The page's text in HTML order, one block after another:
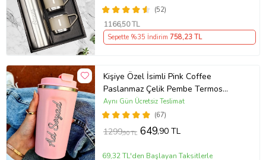
(52)
1166,50 TL
Sepette %35 İndirim 758,23 TL
Kişiye Özel İsimli Pink Coffee
Paslanmaz Çelik Pembe Termos
Bardak
(67)
Aynı Gün Ücretsiz Teslimat
1299,90 TL 649,90 TL
69,32 TL'den Başlayan Taksitlerle